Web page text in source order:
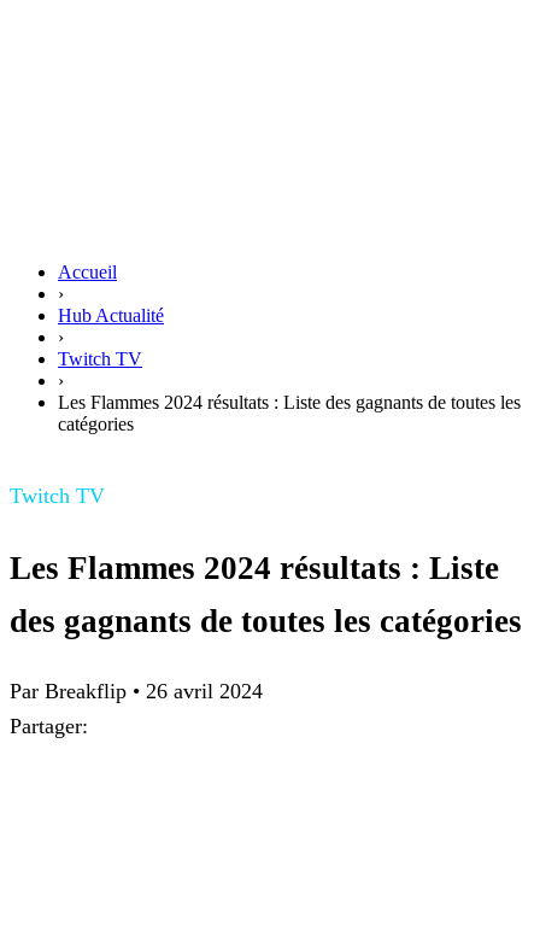
Accueil
›
Hub Actualité
›
Twitch TV
›
Les Flammes 2024 résultats : Liste des gagnants de toutes les
catégories
Twitch TV
Les Flammes 2024 résultats : Liste
des gagnants de toutes les catégories
Par Breakflip • 26 avril 2024
Partager: